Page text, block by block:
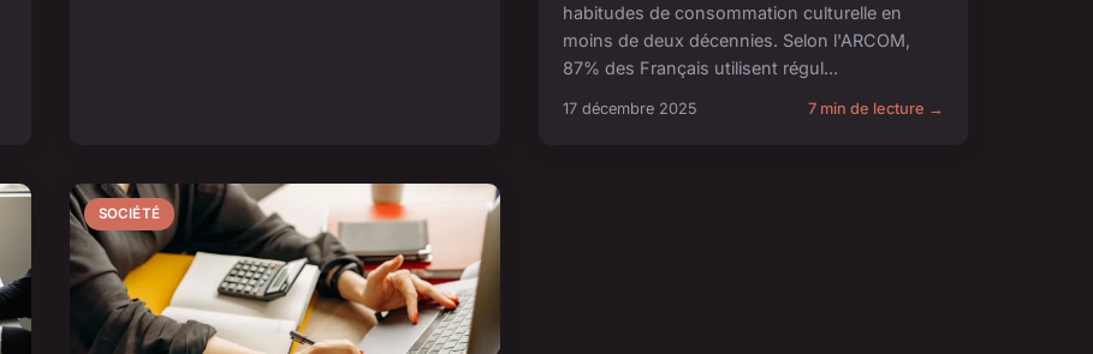
habitudes de consommation culturelle en
moins de deux décennies. Selon l'ARCOM,
87% des Français utilisent régul...
17 décembre 2025 7 min de lecture →
SOCIÉTÉ